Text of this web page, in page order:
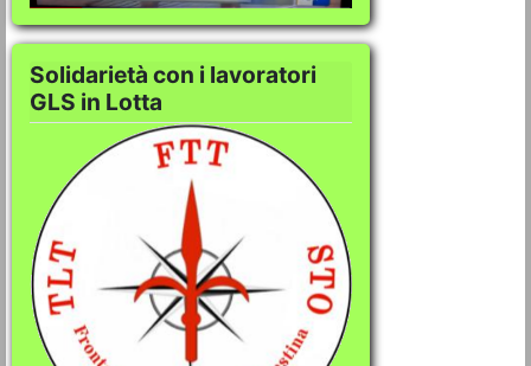
Solidarietà con i lavoratori
GLS in Lotta